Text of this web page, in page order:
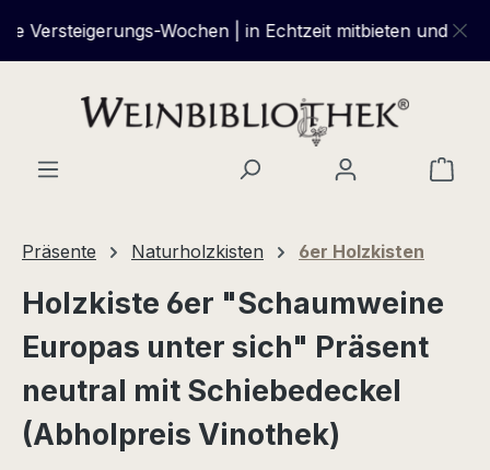
Zum Hauptinhalt springenWochen | in Echtzeit mitbieten und über
Präsente Naturholzkisten 6er Holzkisten
Holzkiste 6er "Schaumweine
Europas unter sich" Präsent
neutral mit Schiebedeckel
(Abholpreis Vinothek)